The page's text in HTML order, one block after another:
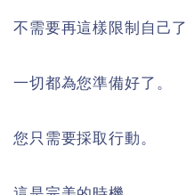
不需要再這樣限制自己了
一切都為您準備好了。
您只需要採取行動。